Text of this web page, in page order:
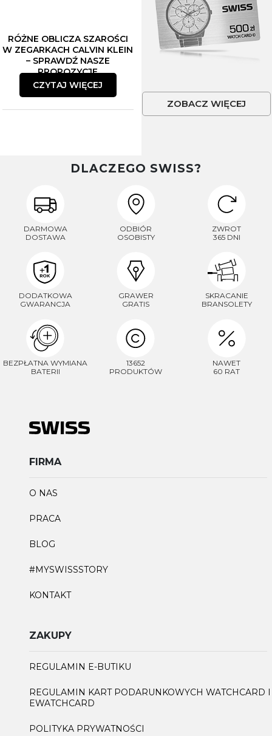
RÓŻNE OBLICZA SZAROŚCI
W ZEGARKACH CALVIN KLEIN
– SPRAWDŹ NASZE
PROPOZYCJE
CZYTAJ WIĘCEJ
ZOBACZ WIĘCEJ
DLACZEGO SWISS?
DARMOWA
DOSTAWA
ODBIÓR
OSOBISTY
ZWROT
365 DNI
DODATKOWA
GWARANCJA
GRAWER
GRATIS
SKRACANIE
BRANSOLETY
BEZPŁATNA WYMIANA
BATERII
13652
PRODUKTÓW
NAWET
60 RAT
FIRMA
O NAS
PRACA
BLOG
#MYSWISSSTORY
KONTAKT
ZAKUPY
REGULAMIN E-BUTIKU
REGULAMIN KART PODARUNKOWYCH WATCHCARD I
EWATCHCARD
POLITYKA PRYWATNOŚCI